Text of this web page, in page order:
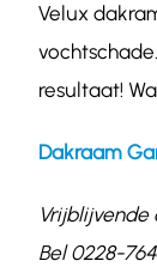
Velux
resultaat!
Dakraam
Bel 0228-